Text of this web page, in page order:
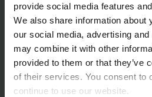
provide social media features
We also share information about
our social media, advertising
may combine it with other
provided to them or that they’ve
of their services. You consent to
continue to use our website.
Ensiluokkaista turvaa
törmäystenhallinnan avulla
Erinomaista tietoturvaa